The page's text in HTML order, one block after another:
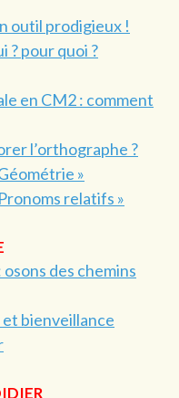
outil prodigieux !
? pour quoi ?
en CM2 : comment
l’orthographe ?
»
relatifs »
des chemins
bienveillance